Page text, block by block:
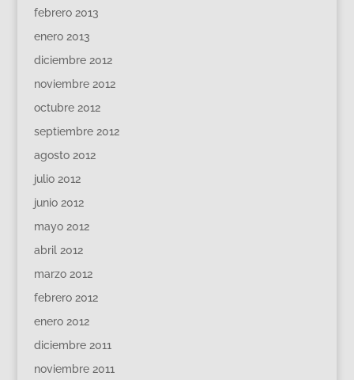
febrero 2013
enero 2013
diciembre 2012
noviembre 2012
octubre 2012
septiembre 2012
agosto 2012
julio 2012
junio 2012
mayo 2012
abril 2012
marzo 2012
febrero 2012
enero 2012
diciembre 2011
noviembre 2011